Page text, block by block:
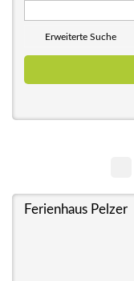
Erweiterte Suche
Ferienhaus Pelzer